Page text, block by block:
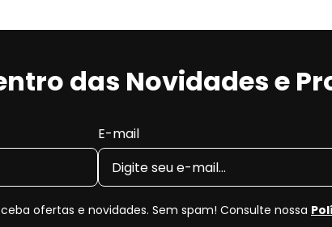
das Novidades e
E-mail
ofertas e novidades. Sem spam! Consulte nossa